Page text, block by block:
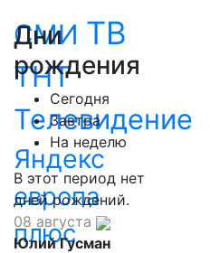
СМИ ТВ
ТНТ
Телевидение
Яндекс
европа
плюс
Дни
рождения
Сегодня
Завтра
На неделю
В этот период нет
дней рождений.
08 августа
Юлий Гусман